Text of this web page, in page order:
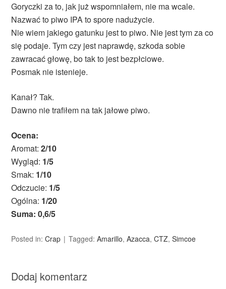
Goryczki za to, jak już wspomniałem, nie ma wcale.
Nazwać to piwo IPA to spore nadużycie.
Nie wiem jakiego gatunku jest to piwo. Nie jest tym za co
się podaje. Tym czy jest naprawdę, szkoda sobie
zawracać głowę, bo tak to jest bezpłciowe.
Posmak nie istenieje.
Kanał? Tak.
Dawno nie trafiłem na tak jałowe piwo.
Ocena:
Aromat:2/10
Wygląd: 1/5
Smak: 1/10
Odczucie: 1/5
Ogólna: 1/20
Suma: 0,6/5
Posted in:Crap Tagged:Amarillo,Azacca,CTZ,Simcoe
Dodaj komentarz